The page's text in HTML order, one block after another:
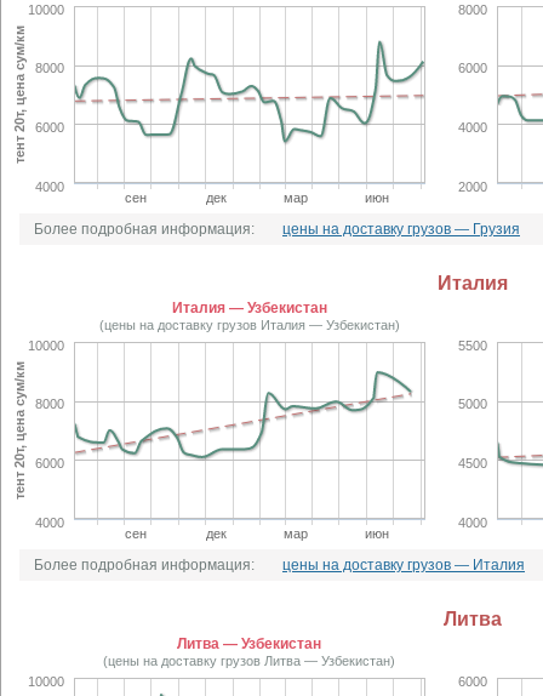
сен дек мар июн
4000
6000
8000
10000
тент 20т, цена сум/км
2000
4000
6000
8000
Более подробная информация: цены на доставку грузов — Грузия
Италия
Италия — Узбекистан
(цены на доставку грузов Италия — Узбекистан)
сен дек мар июн
4000
6000
8000
10000
тент 20т, цена сум/км
4000
4500
5000
5500
Более подробная информация: цены на доставку грузов — Италия
Литва
Литва — Узбекистан
(цены на доставку грузов Литва — Узбекистан)
10000 6000